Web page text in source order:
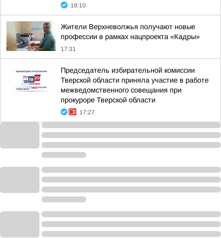
18:10
Жители Верхневолжья получают новые
профессии в рамках нацпроекта «Кадры»
17:31
Председатель избирательной комиссии
Тверской области приняла участие в работе
межведомственного совещания при
прокуроре Тверской области
17:27